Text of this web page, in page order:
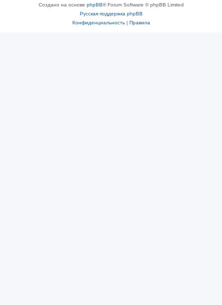
Создано на основе phpBB® Forum Software © phpBB Limited
Русская поддержка phpBB
Конфиденциальность| Правила